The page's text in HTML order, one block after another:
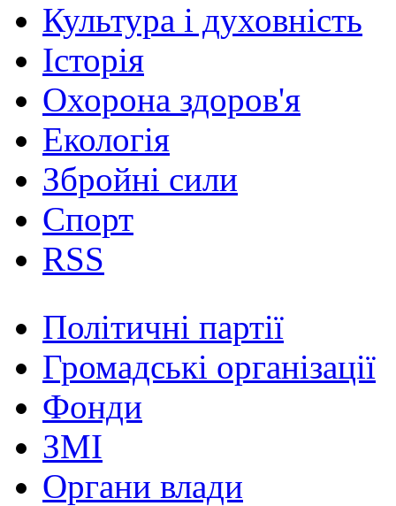
Культура і духовність
Історія
Охорона здоров'я
Екологія
Збройні сили
Спорт
RSS
Політичні партії
Громадські організації
Фонди
ЗМІ
Органи влади